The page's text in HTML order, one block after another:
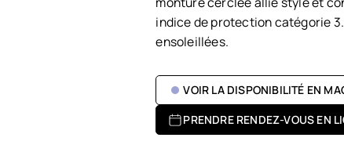
indice de protection catégorie
ensoleillées.
VOIR LA DISPONIBILITÉ EN
PRENDRE RENDEZ-VOUS EN